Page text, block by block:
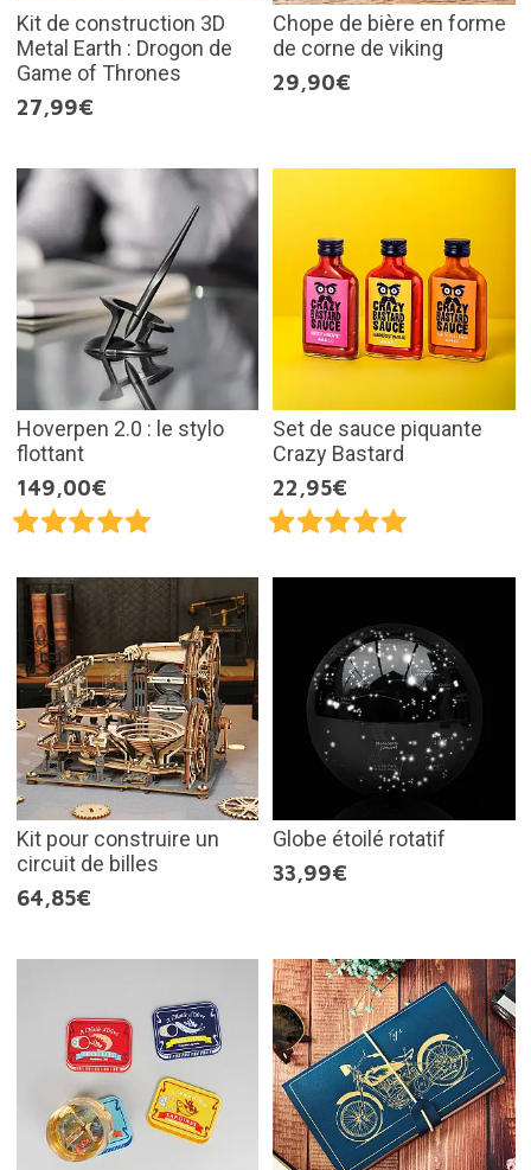
Kit de construction 3D
Metal Earth : Drogon de
Game of Thrones
27,99€
Chope de bière en forme
de corne de viking
29,90€
Hoverpen 2.0 : le stylo
flottant
149,00€
Set de sauce piquante
Crazy Bastard
22,95€
Kit pour construire un
circuit de billes
64,85€
Globe étoilé rotatif
33,99€